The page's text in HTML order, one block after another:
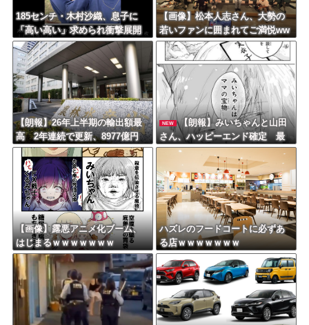
更新中止のお知らせ
海外「おめでとうタキ！」リヴァプール南野がバースデーゴール！！
Powered by livedoor 相互RSS
185センチ・木村沙織、息子に
「高い高い」求められ衝撃展開
激白 ｗｗｗｗｗｗｗｗｗｗ
【画像】松本人志さん、大勢の
若いファンに囲まれてご満悦ww
wwwwwwwwwwww
【朗報】26年上半期の輸出額最
高 2年連続で更新、8977億円
農水省「インバウンドの増加に
伴い、日本食の認知度が向上」
NEW
【朗報】みいちゃんと山田
さん、ハッピーエンド確定 最
後はママに埋葬される
【画像】露悪アニメ化ブーム、
はじまるｗｗｗｗｗｗｗ
ハズレのフードコートに必ずあ
る店ｗｗｗｗｗｗｗ